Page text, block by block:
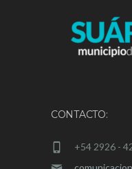
CONTACTO:
+54 2926 -